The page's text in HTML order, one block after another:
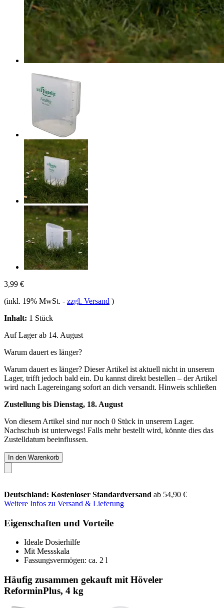
3,99 €
(inkl. 19% MwSt. - zzgl. Versand )
Inhalt: 1 Stück
Auf Lager ab 14. August
Warum dauert es länger?
Warum dauert es länger? Dieser Artikel ist aktuell nicht in unserem
Lager, trifft jedoch bald ein. Du kannst direkt bestellen – der Artikel
wird nach Lagereingang sofort an dich versandt. Hinweis schließen
Zustellung bis Dienstag, 18. August
Von diesem Artikel sind nur noch 0 Stück in unserem Lager.
Nachschub ist unterwegs! Falls mehr bestellt wird, könnte dies das
Zustelldatum beeinflussen.
In den Warenkorb
Deutschland: Kostenloser Standardversand ab 54,90 €
Weitere Infos zu Versand & Lieferung
Eigenschaften und Vorteile
Ideale Dosierhilfe
Mit Messskala
Fassungsvermögen: ca. 2 l
Häufig zusammen gekauft mit Höveler
ReforminPlus, 4 kg